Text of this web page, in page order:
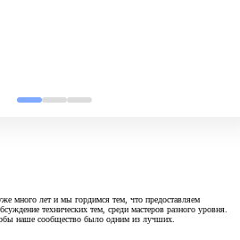
много лет и мы гордимся тем, что предоставляем
технических тем, среди мастеров разного уровня.
наше сообщество было одним из лучших.